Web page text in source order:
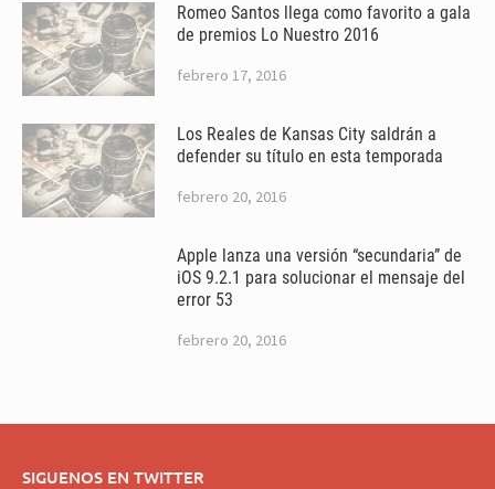
Romeo Santos llega como favorito a gala
de premios Lo Nuestro 2016
febrero 17, 2016
Los Reales de Kansas City saldrán a
defender su título en esta temporada
febrero 20, 2016
Apple lanza una versión “secundaria” de
iOS 9.2.1 para solucionar el mensaje del
error 53
febrero 20, 2016
SIGUENOS EN TWITTER